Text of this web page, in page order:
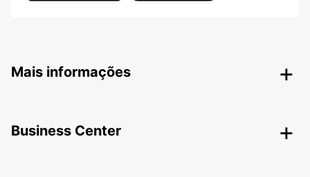
Mais informações
Business Center